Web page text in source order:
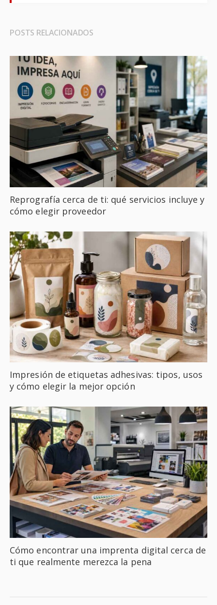
POSTS RELACIONADOS
Reprografía cerca de ti: qué servicios incluye y
cómo elegir proveedor
Impresión de etiquetas adhesivas: tipos, usos
y cómo elegir la mejor opción
Cómo encontrar una imprenta digital cerca de
ti que realmente merezca la pena